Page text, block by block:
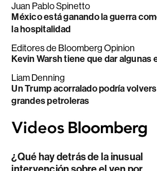
Juan Pablo Spinetto
México está ganando la guerra
la hospitalidad
Editores de Bloomberg Opinion
Kevin Warsh tiene que dar algunas
Liam Denning
Un Trump acorralado podría
grandes petroleras
¿Qué hay detrás de la inusual